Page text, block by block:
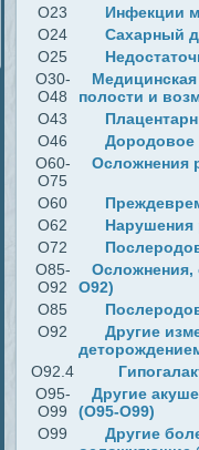
O23
Инфекции
O24
Сахарный
O25
O30-
O48
полости и
O43
O46
Дородовое
O60-
O75
Осложнения
O60
O62
Нарушения
O72
O85-
O92
Осложнения,
O92)
O85
O92
Другие
O92.4
O95-
O99
Другие
(O95-O99)
O99
Другие